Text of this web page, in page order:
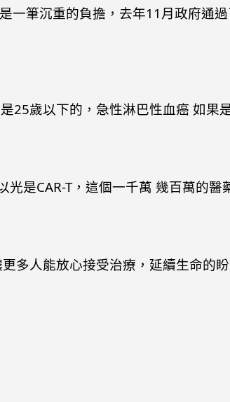
一筆沉重的負擔，去年11月政府通
25歲以下的，急性淋巴性血癌 如
是CAR-T，這個一千萬 幾百萬的
多人能放心接受治療，延續生命的盼
獎」
任榮獲第九屆國際醫療典範獎-個人獎